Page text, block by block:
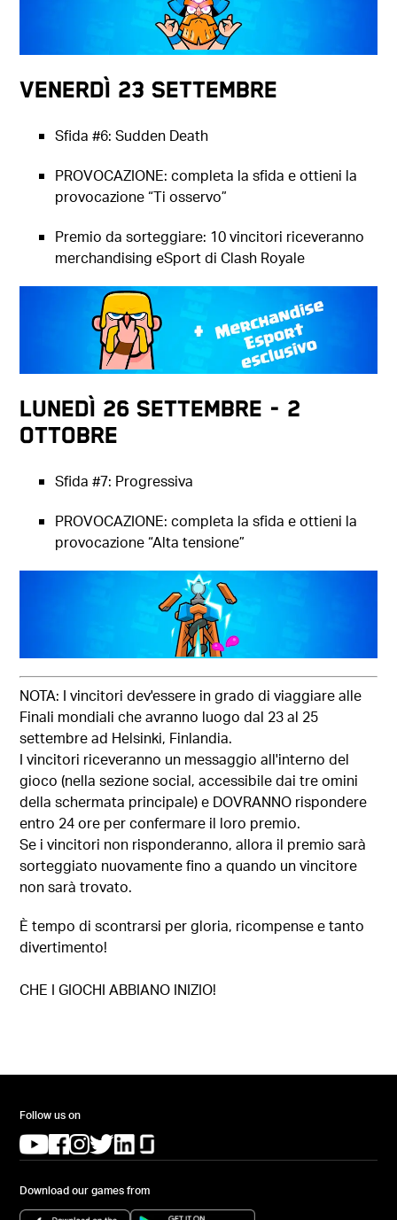
Venerdì 23 settembre
Sfida #6: Sudden Death
PROVOCAZIONE: completa la sfida e ottieni la
provocazione “Ti osservo”
Premio da sorteggiare: 10 vincitori riceveranno
merchandising eSport di Clash Royale
Lunedì 26 settembre - 2
ottobre
Sfida #7: Progressiva
PROVOCAZIONE: completa la sfida e ottieni la
provocazione “Alta tensione”
NOTA: I vincitori dev'essere in grado di viaggiare alle
Finali mondiali che avranno luogo dal 23 al 25
settembre ad Helsinki, Finlandia.
I vincitori riceveranno un messaggio all'interno del
gioco (nella sezione social, accessibile dai tre omini
della schermata principale) e DOVRANNO rispondere
entro 24 ore per confermare il loro premio.
Se i vincitori non risponderanno, allora il premio sarà
sorteggiato nuovamente fino a quando un vincitore
non sarà trovato.
È tempo di scontrarsi per gloria, ricompense e tanto
divertimento!
CHE I GIOCHI ABBIANO INIZIO!
Follow us on
(opens in a new tab)
(opens in a new tab)
(opens in a new tab)
(opens in a new tab)
(opens in a new tab)
Download our games from
(opens in a new tab) (opens in a new tab)